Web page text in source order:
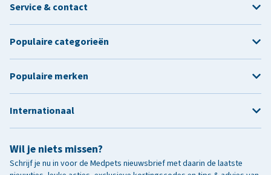
Wil je niets missen?
Schrijf je nu in voor de Medpets nieuwsbrief met daarin de laatste
Service & contact
Populaire categorieën
Populaire merken
Internationaal